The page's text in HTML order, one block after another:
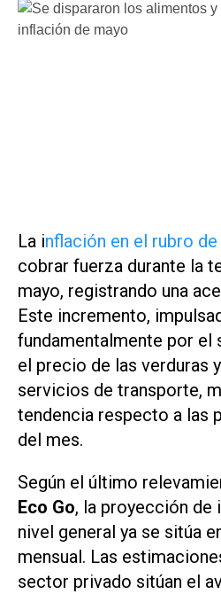
La inflación en el rubro
cobrar fuerza durante la
mayo, registrando una
Este incremento,
fundamentalmente por el
el precio de las verduras
servicios de transporte,
tendencia respecto a las
del mes.
Según el último
Eco Go, la proyección de
nivel general ya se sitúa
mensual. Las
sector privado sitúan el